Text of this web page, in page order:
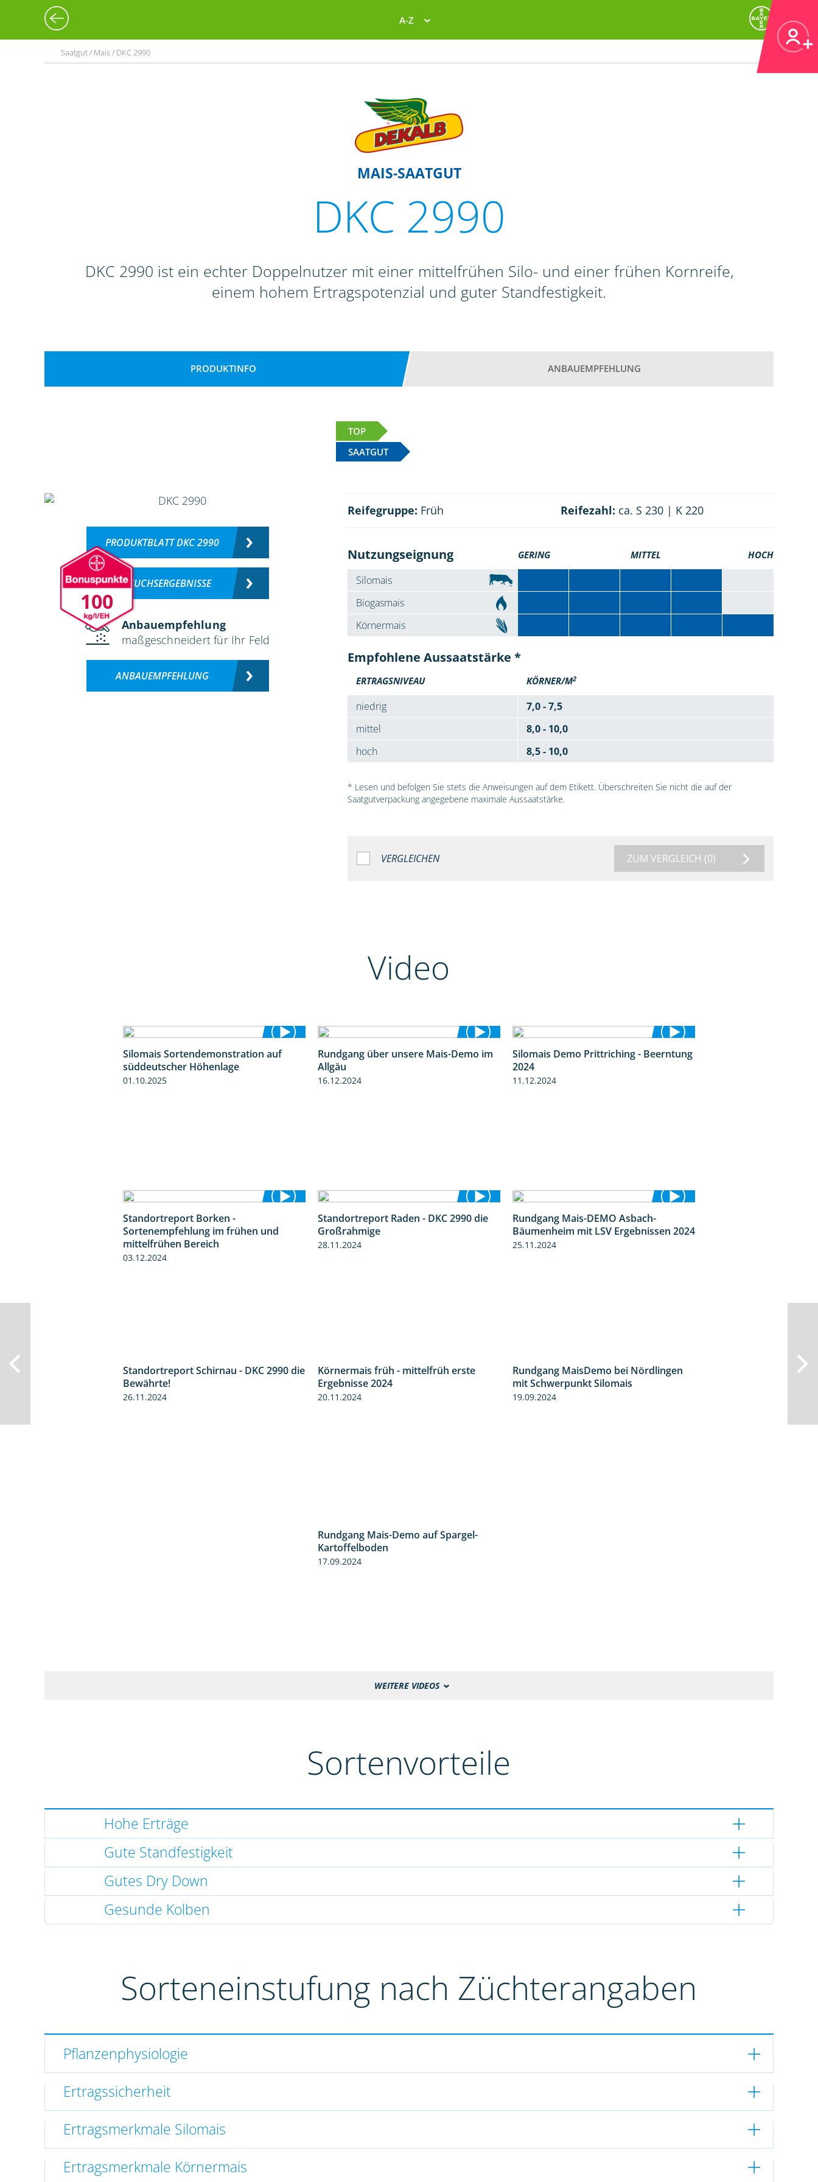
A-Z
Saatgut / Mais / DKC 2990
MAIS-SAATGUT
DKC 2990
DKC 2990 ist ein echter Doppelnutzer mit einer mittelfrühen Silo- und einer frühen Kornreife,
einem hohem Ertragspotenzial und guter Standfestigkeit.
PRODUKTINFO ANBAUEMPFEHLUNG
TOP
SAATGUT
100
PRODUKTBLATT DKC 2990
VERSUCHSERGEBNISSE
Anbauempfehlung
maßgeschneidert für Ihr Feld
ANBAUEMPFEHLUNG
Reifegruppe: Früh Reifezahl: ca. S 230 | K 220
Nutzungseignung GERING MITTEL HOCH
Silomais
Biogasmais
Körnermais
Empfohlene Aussaatstärke *
ERTRAGSNIVEAU KÖRNER/M2
niedrig
7,0 - 7,5
mittel
8,0 - 10,0
hoch
8,5 - 10,0
* Lesen und befolgen Sie stets die Anweisungen auf dem Etikett. Überschreiten Sie nicht die auf der
Saatgutverpackung angegebene maximale Aussaatstärke.
VERGLEICHEN ZUM VERGLEICH (0)
Video
7:04
Silomais Sortendemonstration auf
süddeutscher Höhenlage
01.10.2025
9:08
Rundgang über unsere Mais-Demo im
Allgäu
16.12.2024
12:28
Silomais Demo Prittriching - Beerntung
2024
11.12.2024
Standortreport Borken -
Sortenempfehlung im frühen und
mittelfrühen Bereich
03.12.2024
4:28
Standortreport Raden - DKC 2990 die
Großrahmige
28.11.2024
Rundgang Mais-DEMO Asbach-
Bäumenheim mit LSV Ergebnissen 2024
25.11.2024
Standortreport Schirnau - DKC 2990 die
Bewährte!
26.11.2024
Körnermais früh - mittelfrüh erste
Ergebnisse 2024
10:51
Rundgang MaisDemo bei Nördlingen
mit Schwerpunkt Silomais
19.09.2024
Rundgang Mais-Demo auf Spargel-
Kartoffelboden
17.09.2024
WEITERE VIDEOS
Sortenvorteile
Hohe Erträge
Gute Standfestigkeit
Gutes Dry Down
Gesunde Kolben
Sorteneinstufung nach Züchterangaben
Pflanzenphysiologie
Ertragssicherheit
Ertragsmerkmale Silomais
Ertragsmerkmale Körnermais